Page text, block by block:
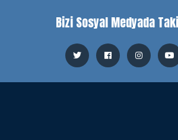
Bizi Sosyal Medyada